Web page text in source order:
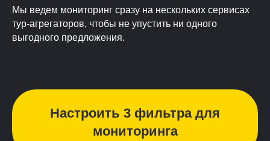
Мы ведем мониторинг сразу на нескольких сервисах
тур-агрегаторов, чтобы не упустить ни одного
выгодного предложения.
Настроить 3 фильтра для
мониторинга